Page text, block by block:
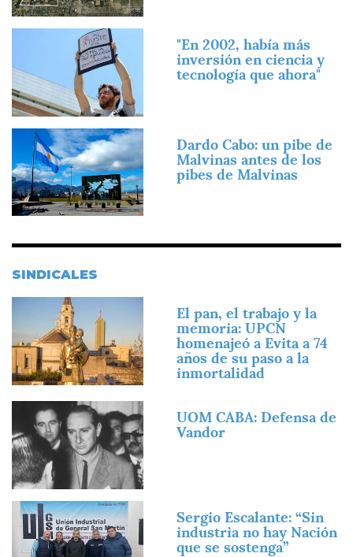
"En 2002, había más
inversión en ciencia y
tecnología que ahora"
Imagen
Dardo Cabo: un pibe de
Malvinas antes de los
pibes de Malvinas
SINDICALES
El pan, el trabajo y la
memoria: UPCN
homenajeó a Evita a 74
años de su paso a la
inmortalidad
Imagen
UOM CABA: Defensa de
Vandor
Imagen
Sergio Escalante: “Sin
industria no hay Nación
que se sostenga”